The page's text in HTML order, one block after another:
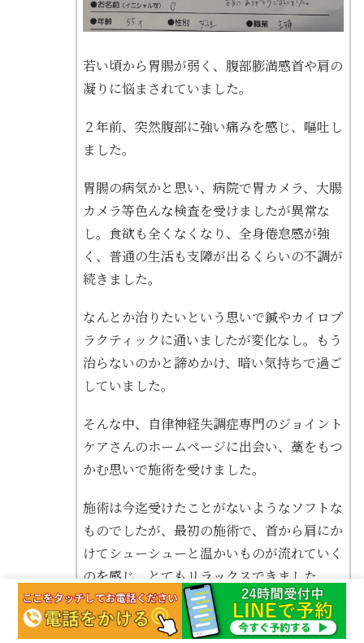
若い頃から胃腸が弱く、腹部膨満感首や肩の
凝りに悩まされていました。
２年前、突然腹部に強い痛みを感じ、嘔吐し
ました。
胃腸の病気かと思い、病院で胃カメラ、大腸
カメラ等色んな検査を受けましたが異常な
し。食欲も全くなくなり、全身倦怠感が強
く、普通の生活も支障が出るくらいの不調が
続きました。
なんとか治りたいという思いで鍼やカイロプ
ラクティックに通いましたが変化なし。もう
治らないのかと諦めかけ、暗い気持ちで過ご
していました。
そんな中、自律神経失調症専門のジョイント
ケアさんのホームページに出会い、藁をもつ
かむ思いで施術を受けました。
施術は今迄受けたことがないようなソフトな
ものでしたが、最初の施術で、首から肩にか
けてシューシューと温かいものが流れていく
のを感じ、とてもリラックスできました。
今迄何をしても変化がなかったので、変化が
あったことが嬉しくここでがんばろうと思い
電話予約 TOP サイト内検索